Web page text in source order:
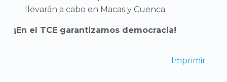
llevarán a cabo en Macas y Cuenca.
¡En el TCE garantizamos democracia!
Imprimir